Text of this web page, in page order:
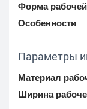
Форма рабочей
Особенности
Параметры
Материал
Ширина